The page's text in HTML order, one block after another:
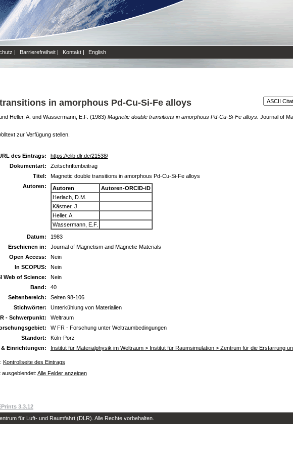
| Barrierefreiheit | Kontakt | English
in amorphous Pd-Cu-Si-Fe alloys
Heller, A. und Wassermann, E.F. (1983) Magnetic double transitions in amorphous Pd-Cu-Si-Fe alloys. Journal of
zur Verfügung stellen.
des Eintrags:
https://elib.dlr.de/21538/
Dokumentart:
Zeitschriftenbeitrag
Titel:
Magnetic double transitions in amorphous Pd-Cu-Si-Fe alloys
Autoren:
Autoren
Autoren-ORCID-iD
Herlach, D.M.
Kästner, J.
Heller, A.
Wassermann, E.F.
Datum:
1983
Erschienen in:
Journal of Magnetism and Magnetic Materials
Open Access:
Nein
In SCOPUS:
Nein
Web of Science:
Nein
Band:
40
Seitenbereich:
Seiten 98-106
Stichwörter:
Unterkühlung von Materialien
- Schwerpunkt:
Weltraum
W FR - Forschung unter Weltraumbedingungen
Standort:
Köln-Porz
Einrichtungen:
Institut für Materialphysik im Weltraum > Institut für Raumsimulation > Zentrum für die Erstarrung
Kontrollseite des Eintrags
ausgeblendet: Alle Felder anzeigen
3.3.12
für Luft- und Raumfahrt (DLR). Alle Rechte vorbehalten.